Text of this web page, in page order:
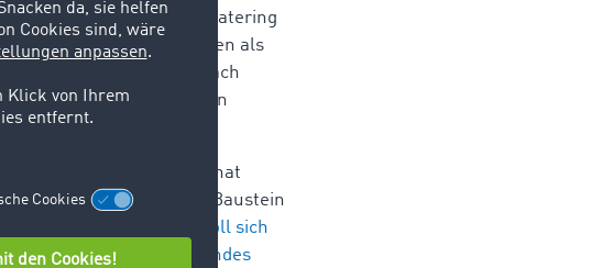
haben.” Die Abteilung Catering
und Hochzeiten als
suchte man ohnehin nach
Glücksfall für die beiden
Seit der Pandemie hat
Caterer ist ein weiterer Baustein
„Wer ins Büro kommt, soll sich
ein reichhaltiges gesundes